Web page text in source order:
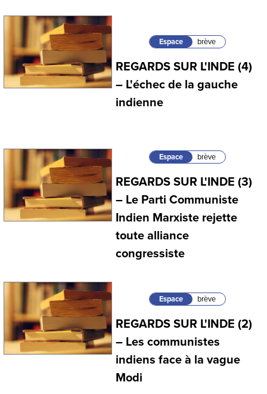
Espace brève
REGARDS SUR L'INDE (4)
– L'échec de la gauche
indienne
Espace brève
REGARDS SUR L'INDE (3)
– Le Parti Communiste
Indien Marxiste rejette
toute alliance
congressiste
Espace brève
REGARDS SUR L'INDE (2)
– Les communistes
indiens face à la vague
Modi